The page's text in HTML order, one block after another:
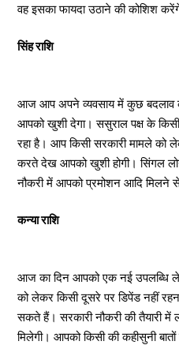
वह इसका फायदा उठाने की कोशिश
सिंह राशि
आज आप अपने व्यवसाय में कुछ बदलाव
आपको खुशी देगा। ससुराल पक्ष के
रहा है। आप किसी सरकारी मामले को
करते देख आपको खुशी होगी। सिंगल
नौकरी में आपको प्रमोशन आदि मिलने
कन्या राशि
आज का दिन आपको एक नई उपलब्धि
को लेकर किसी दूसरे पर डिपेंड नहीं
सकते हैं। सरकारी नौकरी की तैयारी
मिलेगी। आपको किसी की कहीसुनी